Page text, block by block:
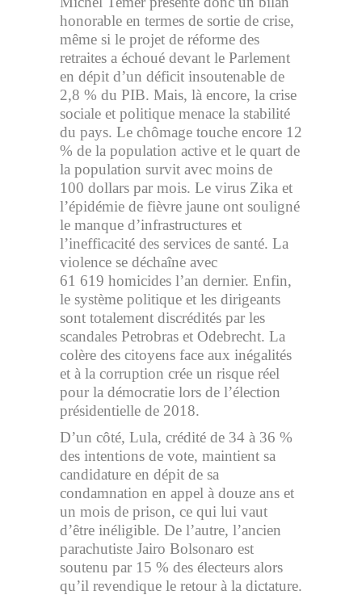
honorable en termes de sortie de crise,
même si le projet de réforme des
retraites a échoué devant le Parlement
en dépit d’un déficit insoutenable de
2,8 % du PIB. Mais, là encore, la crise
sociale et politique menace la stabilité
du pays. Le chômage touche encore 12
% de la population active et le quart de
la population survit avec moins de
100 dollars par mois. Le virus Zika et
l’épidémie de fièvre jaune ont souligné
le manque d’infrastructures et
l’inefficacité des services de santé. La
violence se déchaîne avec
61 619 homicides l’an dernier. Enfin,
le système politique et les dirigeants
sont totalement discrédités par les
scandales Petrobras et Odebrecht. La
colère des citoyens face aux inégalités
et à la corruption crée un risque réel
pour la démocratie lors de l’élection
présidentielle de 2018.
D’un côté, Lula, crédité de 34 à 36 %
des intentions de vote, maintient sa
candidature en dépit de sa
condamnation en appel à douze ans et
un mois de prison, ce qui lui vaut
d’être inéligible. De l’autre, l’ancien
parachutiste Jairo Bolsonaro est
soutenu par 15 % des électeurs alors
qu’il revendique le retour à la dictature.